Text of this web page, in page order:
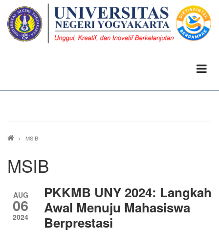
Breadcrumb
MSIB
MSIB
AUG
06
2024
PKKMB UNY 2024: Langkah
Awal Menuju Mahasiswa
Berprestasi